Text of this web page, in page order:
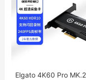
Elgato 4K60 Pro